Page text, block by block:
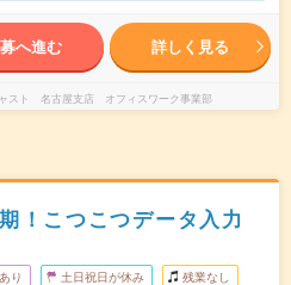
へ進む 詳しく見る
スト 名古屋支店 オフィスワーク事業部
！こつこつデータ入力
り 土日祝日が休み 残業なし